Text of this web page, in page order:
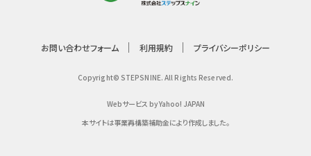
お問い合わせフォーム 利用規約 プライバシーポリシー
Copyright© STEPSNINE. All Rights Reserved.
Webサービス by Yahoo! JAPAN
本サイトは事業再構築補助金により作成しました。